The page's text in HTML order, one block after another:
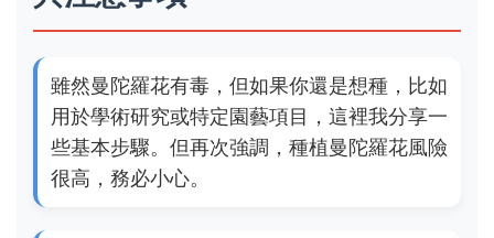
雖然曼陀羅花有毒，但如果你還是想種，比如
用於學術研究或特定園藝項目，這裡我分享一
些基本步驟。但再次強調，種植曼陀羅花風險
很高，務必小心。